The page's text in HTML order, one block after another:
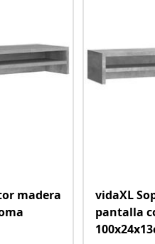
madera
vidaXL
pantalla